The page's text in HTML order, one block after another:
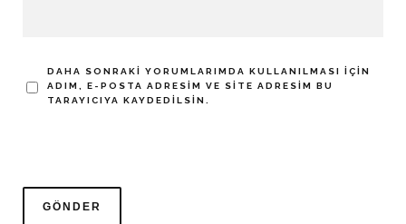
DAHA SONRAKI YORUMLARIMDA KULLANILMASI IÇIN
ADIM, E-POSTA ADRESIM VE SITE ADRESIM BU
TARAYICIYA KAYDEDILSIN.